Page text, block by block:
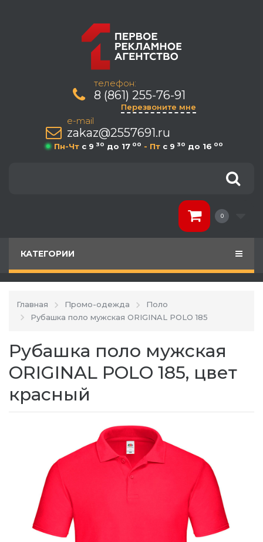
телефон:
8 (861) 255-76-91
Перезвоните мне
e-mail
zakaz@2557691.ru
Пн-Чт c 9 30 до 17 00 - Пт c 9 30 до 16 00
0
КАТЕГОРИИ
Главная Промо-одежда
Поло
Рубашка поло мужская ORIGINAL POLO 185
Рубашка поло мужская
ORIGINAL POLO 185, цвет
красный